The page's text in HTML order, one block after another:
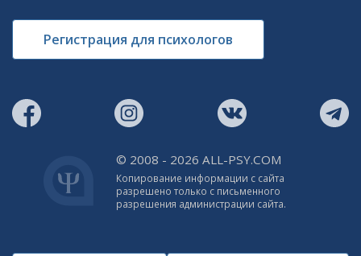
Регистрация для психологов
© 2008 - 2026 ALL-PSY.COM
Копирование информации с сайта
разрешено только с письменного
разрешения администрации сайта.